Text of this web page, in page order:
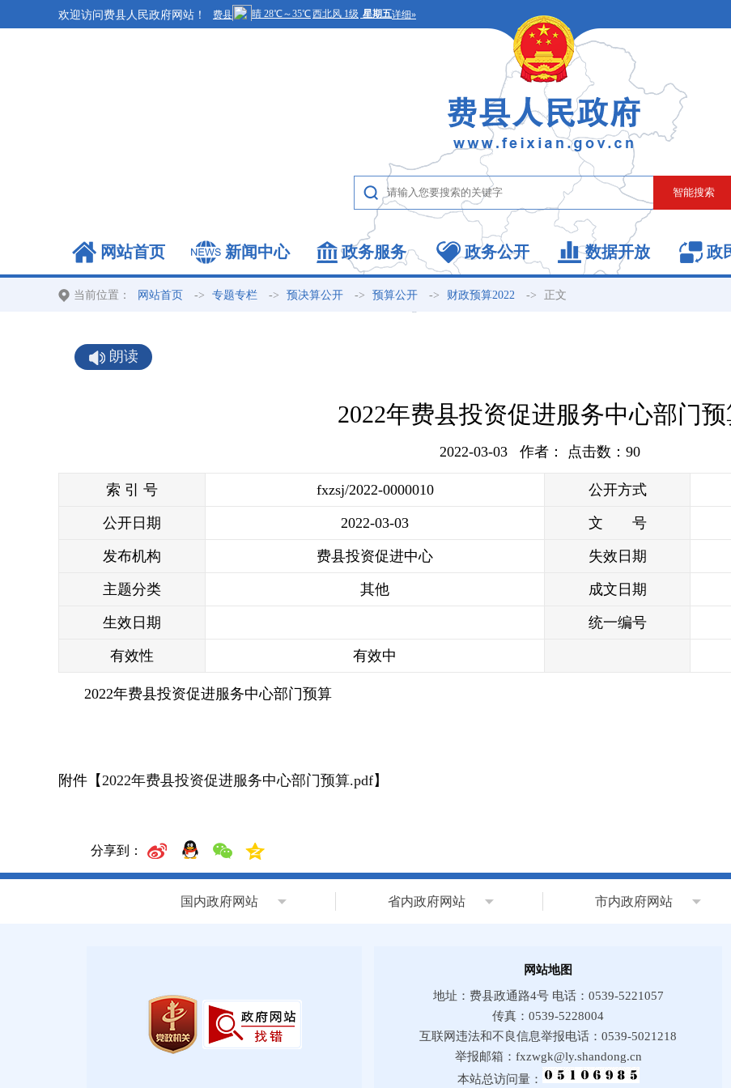
欢迎访问费县人民政府网站！
网站首页 新闻中心 政务服务 政务公开 数据开放 政
当前位置： 网站首页 -> 专题专栏 -> 预决算公开 -> 预算公开 -> 财政预算2022 -> 正文
朗读
2022年费县投资促进服务中心部门预
2022-03-03 作者： 点击数： 90
索 引 号 fxzsj/2022-0000010 公开方式
公开日期 2022-03-03 文 号
发布机构 费县投资促进中心 失效日期
主题分类 其他 成文日期
生效日期 统一编号
有效性 有效中
2022年费县投资促进服务中心部门预算
附件【2022年费县投资促进服务中心部门预算.pdf】
分享到：
国内政府网站 省内政府网站 市内政府网站
网站地图
地址：费县政通路4号 电话：0539-5221057
传真：0539-5228004
互联网违法和不良信息举报电话：0539-5021218
举报邮箱：fxzwgk@ly.shandong.cn
本站总访问量：